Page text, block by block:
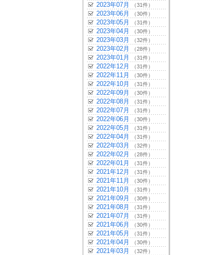
2023年07月 （31件）
2023年06月 （30件）
2023年05月 （31件）
2023年04月 （30件）
2023年03月 （32件）
2023年02月 （28件）
2023年01月 （31件）
2022年12月 （31件）
2022年11月 （30件）
2022年10月 （31件）
2022年09月 （30件）
2022年08月 （31件）
2022年07月 （31件）
2022年06月 （30件）
2022年05月 （31件）
2022年04月 （31件）
2022年03月 （32件）
2022年02月 （28件）
2022年01月 （31件）
2021年12月 （31件）
2021年11月 （30件）
2021年10月 （31件）
2021年09月 （30件）
2021年08月 （31件）
2021年07月 （31件）
2021年06月 （30件）
2021年05月 （31件）
2021年04月 （30件）
2021年03月 （32件）